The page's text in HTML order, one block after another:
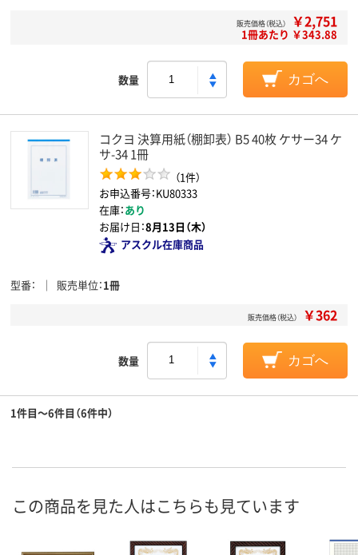
販売価格（税込） ￥2,751
1冊あたり ￥343.88
数量 カゴへ
コクヨ 決算用紙（棚卸表） B5 40枚 ケサー34 ケ
サ-34 1冊
（1件）
お申込番号：KU80333
在庫：あり
お届け日：8月13日（木）
アスクル在庫商品
型番 販売単位 1冊
販売価格（税込） ￥362
数量 カゴへ
1件目～6件目（6件中）
この商品を見た人はこちらも見ています